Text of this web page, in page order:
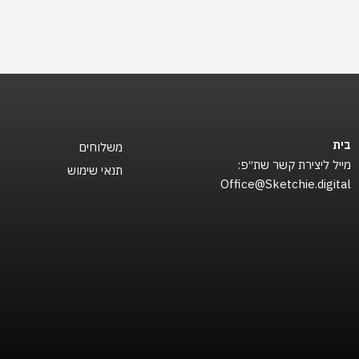
בית
מייל ליצירת קשר שת״פ:
Office@Sketchie.digital
משלוחים
תנאי שימוש